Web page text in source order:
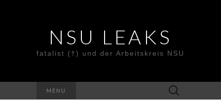
NSU LEAKS
fatalist (†) und der Arbeitskreis NSU
MENU
Suche
nach: